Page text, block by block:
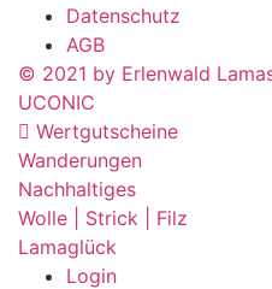
Datenschutz
AGB
© 2021 by Erlenwald
UCONIC
Wertgutscheine
Wanderungen
Nachhaltiges
Wolle | Strick | Filz
Lamaglück
Login